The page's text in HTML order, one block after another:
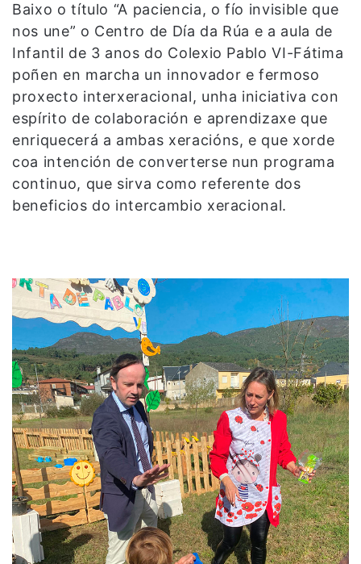
Baixo o título “A paciencia, o fío invisible que
nos une” o Centro de Día da Rúa e a aula de
Infantil de 3 anos do Colexio Pablo VI-Fátima
poñen en marcha un innovador e fermoso
proxecto interxeracional, unha iniciativa con
espírito de colaboración e aprendizaxe que
enriquecerá a ambas xeracións, e que xorde
coa intención de converterse nun programa
continuo, que sirva como referente dos
beneficios do intercambio xeracional.